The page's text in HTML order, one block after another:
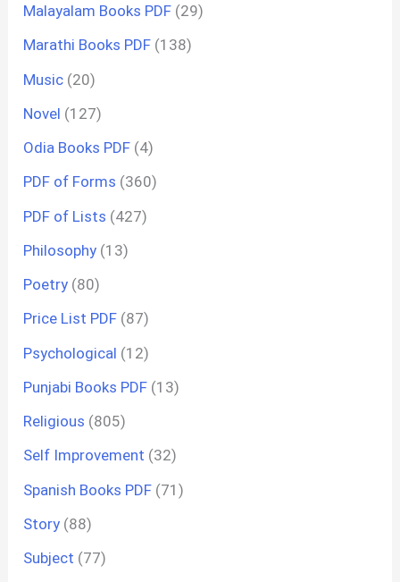
Malayalam Books PDF (29)
Marathi Books PDF (138)
Music (20)
Novel (127)
Odia Books PDF (4)
PDF of Forms (360)
PDF of Lists (427)
Philosophy (13)
Poetry (80)
Price List PDF (87)
Psychological (12)
Punjabi Books PDF (13)
Religious (805)
Self Improvement (32)
Spanish Books PDF (71)
Story (88)
Subject (77)